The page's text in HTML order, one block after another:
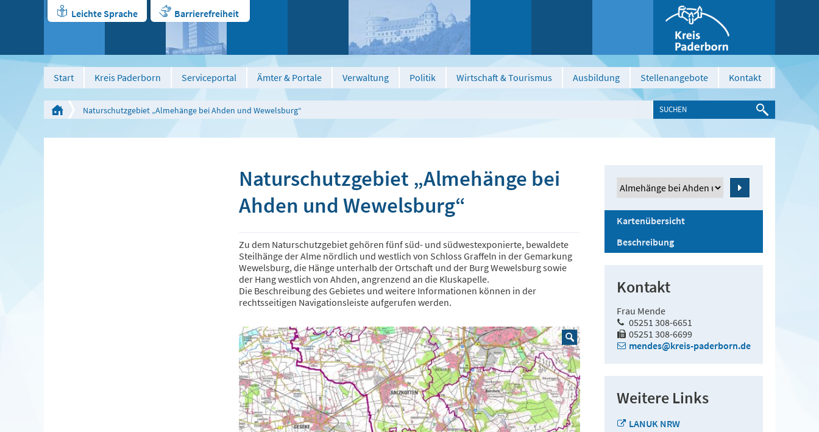
Leichte Sprache Barrierefreiheit
Start Kreis Paderborn Serviceportal Ämter & Portale Verwaltung Politik Wirtschaft & Tourismus Ausbildung Stellenangebote Kontakt
Naturschutzgebiet „Almehänge bei Ahden und Wewelsburg“
Naturschutzgebiet „Almehänge bei
Ahden und Wewelsburg“
Zu dem Naturschutzgebiet gehören fünf süd- und südwestexponierte, bewaldete
Steilhänge der Alme nördlich und westlich von Schloss Graffeln in der Gemarkung
Wewelsburg, die Hänge unterhalb der Ortschaft und der Burg Wewelsburg sowie
der Hang westlich von Ahden, angrenzend an die Kluskapelle.
Die Beschreibung des Gebietes und weitere Informationen können in der
rechtsseitigen Navigationsleiste aufgerufen werden.
Kartenübersicht
Beschreibung
Kontakt
Frau Mende
05251 308-6651
05251 308-6699
mendes@kreis-paderborn.de
Weitere Links
LANUK NRW